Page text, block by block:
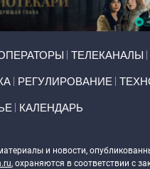
ТЕЛЕКАНАЛЫ
РЕГУЛИРОВАНИЕ
КАЛЕНДАРЬ
и новости,
, охраняются в соответствии с